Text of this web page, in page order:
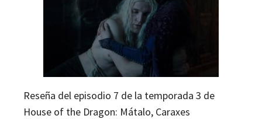
Reseña del episodio 7 de la temporada 3 de
House of the Dragon: Mátalo, Caraxes